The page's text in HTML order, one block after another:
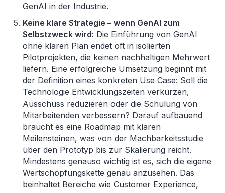
GenAI in der Industrie.
Keine klare Strategie – wenn GenAI zum
Selbstzweck wird: Die Einführung von GenAI
ohne klaren Plan endet oft in isolierten
Pilotprojekten, die keinen nachhaltigen Mehrwert
liefern. Eine erfolgreiche Umsetzung beginnt mit
der Definition eines konkreten Use Case: Soll die
Technologie Entwicklungszeiten verkürzen,
Ausschuss reduzieren oder die Schulung von
Mitarbeitenden verbessern? Darauf aufbauend
braucht es eine Roadmap mit klaren
Meilensteinen, was von der Machbarkeitsstudie
über den Prototyp bis zur Skalierung reicht.
Mindestens genauso wichtig ist es, sich die eigene
Wertschöpfungskette genau anzusehen. Das
beinhaltet Bereiche wie Customer Experience,